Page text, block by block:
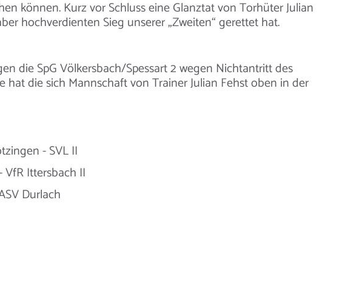
können. Kurz vor Schluss eine Glanztat von Torhüter Julian
hochverdienten Sieg unserer „Zweiten“ gerettet hat.
die SpG Völkersbach/Spessart 2 wegen Nichtantritt des
hat die sich Mannschaft von Trainer Julian Fehst oben in der
- SVL II
VfR Ittersbach II
Durlach